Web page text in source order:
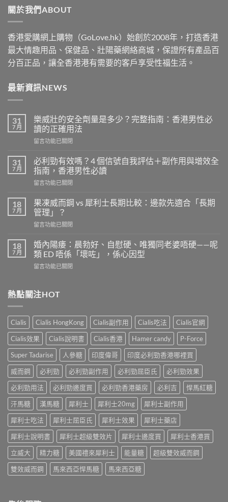
關於我們ABOUT
香港愛購網上購物（GoLove.hk）始創於2008年，打造香港
最大情趣用品、保健品、壯陽藥網絡商城，保證所有產品百
分百正品，讓全香港港有需要的客戶享受性福生活。
最新資訊NEWS
31
7 月
樂威壯的安全劑量是多少？完整指南：香港男性必
讀的正確用法
在
威
壯
的
安
劑
量
是
多
完
整
南：
男
讀
的
正
確
用
法〉
留言功能已關閉
31
7 月
必利勁有效嗎？4 個信號自我評估＋副作用與增效全
指南，香港男性必讀
在
利
勁
有
效
4
個
信
號
評
副
作
用
與
增
效
指
南，
香
男
性
必
讀〉
留言功能已關閉
18
7 月
果凍威而鋼 vs 犀利士長期比較：邊款先適合「長期
管理」？
在
凍
威
而
鋼
利
期
比
較：
邊
款
先
合
「長
期
理」？〉
中
留言功能已關閉
18
7 月
婚內陽痿：晨勃好、自慰硬、唯獨同老婆唔硬——呢
類 ED 唔係「壞咗」，係心因型
在
陽
痿：
勃
好、
自
慰
硬、
唯
同
老
婆
硬
——
呢
類
ED
係
「壞
心
留言功能已關閉
熱點關注HOT
Cialis Cialis HongKong Cialis副作用 Cialis吃法
Cialis官網
Cialis效果
Cialis說明書 Cialis香港 Hamer candy
P-Force
Super Tadarise
人參糖 印度偉哥
印度必利勁香港哪裡買
威而鋼
必利勁 必利勁副作用 必利勁屈臣氏
必利勁效果
必利勁用法
必利勁邊度買 必利勁香港藥房 必利吉
悍馬紅糖
汗馬糖
漢馬糖 犀利士 犀利士20mg
犀利士副作用
犀利士吃法
犀利士屈臣氏 犀利士效果
犀利士藥店
犀利士說明書
犀利士超級雙效片 犀利士邊度買
犀利士香港買
立威大
精力糖 美國禮來犀利士 能量糖
超級雙效威而鋼
雙效威而鋼
馬來西亞悍馬糖 馬來西亞糖